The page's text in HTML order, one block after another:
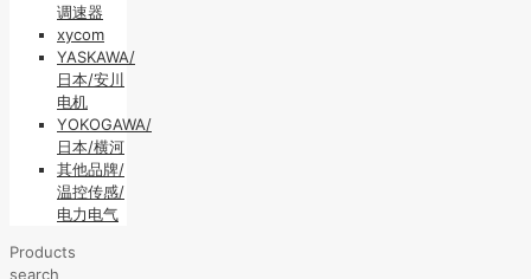
调速器
xycom
YASKAWA/
日本/安川
电机
YOKOGAWA/
日本/横河
其他品牌/
温控传感/
电力电气
Products
search